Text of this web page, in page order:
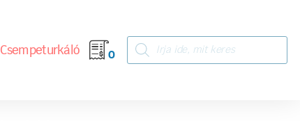
Csempeturkáló 0